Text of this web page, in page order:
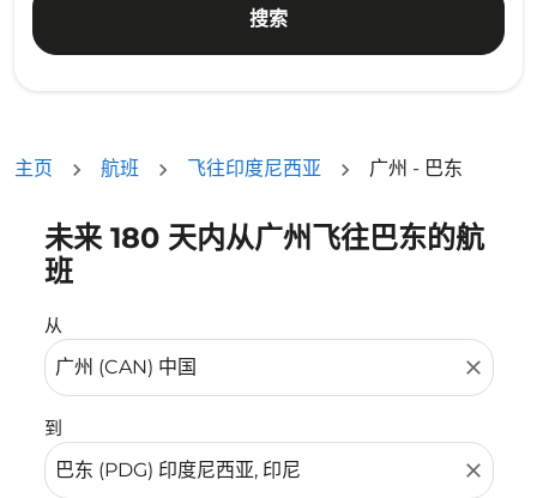
搜索
主页 航班 飞往印度尼西亚 广州 - 巴东
未来 180 天内从广州飞往巴东的航
班
从
close
到
close
没有符合您的筛选条件的机票。请调整您的筛选条件。